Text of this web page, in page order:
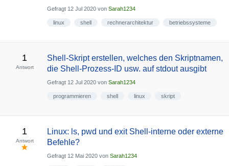
Gefragt 12 Jul 2020 von Sarah1234
linux shell rechnerarchitektur betriebssysteme
1
Antwort
Shell-Skript erstellen, welches den Skriptnamen,
die Shell-Prozess-ID usw. auf stdout ausgibt
Gefragt 12 Jul 2020 von Sarah1234
programmieren shell linux skript
1
Antwort
Linux: ls, pwd und exit Shell-interne oder externe
Befehle?
Gefragt 12 Mai 2020 von Sarah1234